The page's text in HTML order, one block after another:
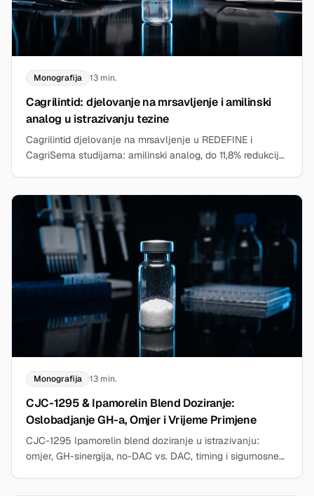
Monografija 13 min.
Cagrilintid: djelovanje na mrsavljenje i amilinski
analog u istrazivanju tezine
Cagrilintid djelovanje na mrsavljenje u REDEFINE i
CagriSema studijama: amilinski analog, do 11,8% redukcije
Monografija 13 min.
CJC-1295 & Ipamorelin Blend Doziranje:
Oslobadjanje GH-a, Omjer i Vrijeme Primjene
CJC-1295 Ipamorelin blend doziranje u istrazivanju:
omjer, GH-sinergija, no-DAC vs. DAC, timing i sigurnosne